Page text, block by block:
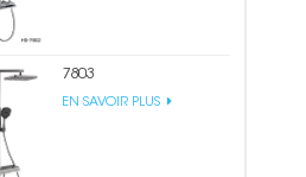
7803
EN SAVOIR PLUS